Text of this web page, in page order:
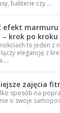
bakterie czy …
efekt marmuru
– krok po kroku
to jeden z
elegancję z
…
zajęcia
sposób na
o swoje